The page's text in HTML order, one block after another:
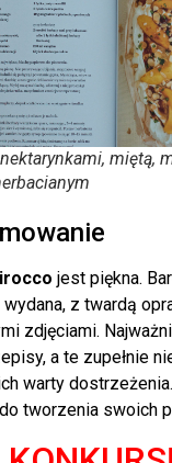
miętą,
jest piękna.
z twardą
zdjęciami.
a te zupełnie
warty
tworzenia swoich